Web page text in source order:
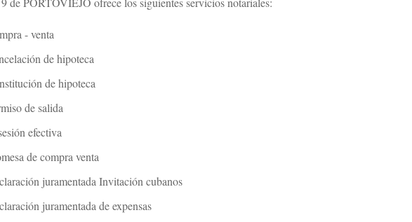
- venta
de hipoteca
de hipoteca
de salida
efectiva
de compra venta
juramentada Invitación cubanos
juramentada de expensas